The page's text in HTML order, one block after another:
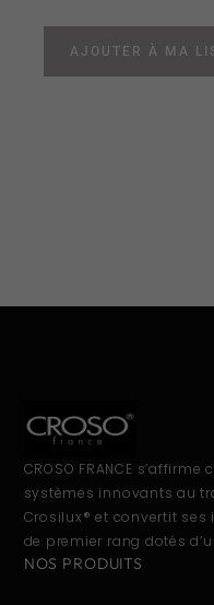
AJOUTER À MA
CROSO FRANCE
systèmes innovants au
Crosilux® et convertit
de premier rang dotés
NOS PRODUITS